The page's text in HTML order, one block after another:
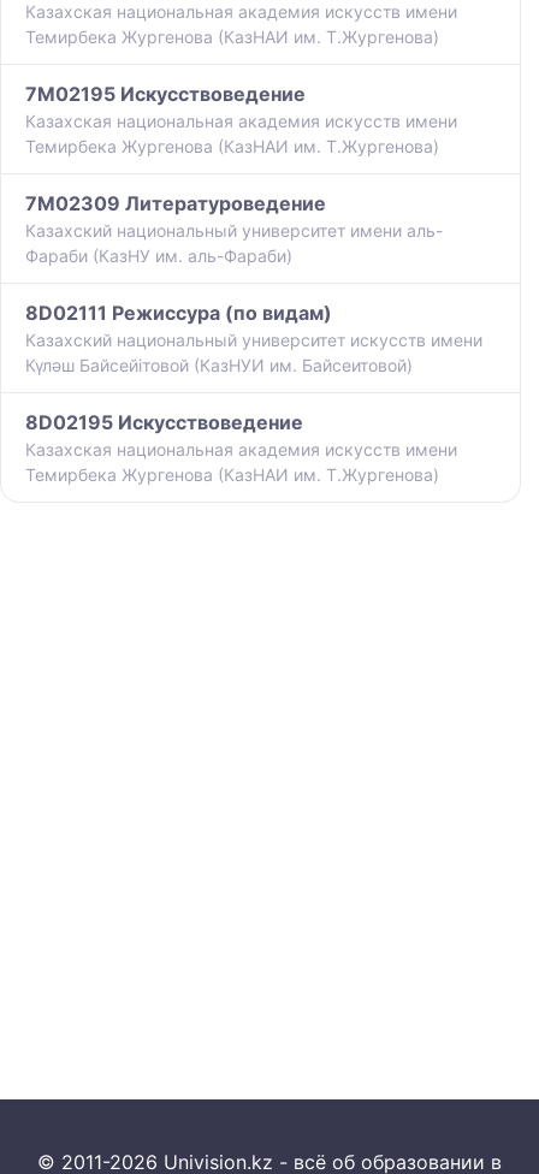
Казахская национальная академия искусств имени
Темирбека Жургенова (КазНАИ им. Т.Жургенова)
7M02195 Искусствоведение
Казахская национальная академия искусств имени
Темирбека Жургенова (КазНАИ им. Т.Жургенова)
7M02309 Литературоведение
Казахский национальный университет имени аль-
Фараби (КазНУ им. аль-Фараби)
8D02111 Режиссура (по видам)
Казахский национальный университет искусств имени
Күләш Байсейітовой (КазНУИ им. Байсеитовой)
8D02195 Искусствоведение
Казахская национальная академия искусств имени
Темирбека Жургенова (КазНАИ им. Т.Жургенова)
© 2011-2026 Univision.kz - всё об образовании в